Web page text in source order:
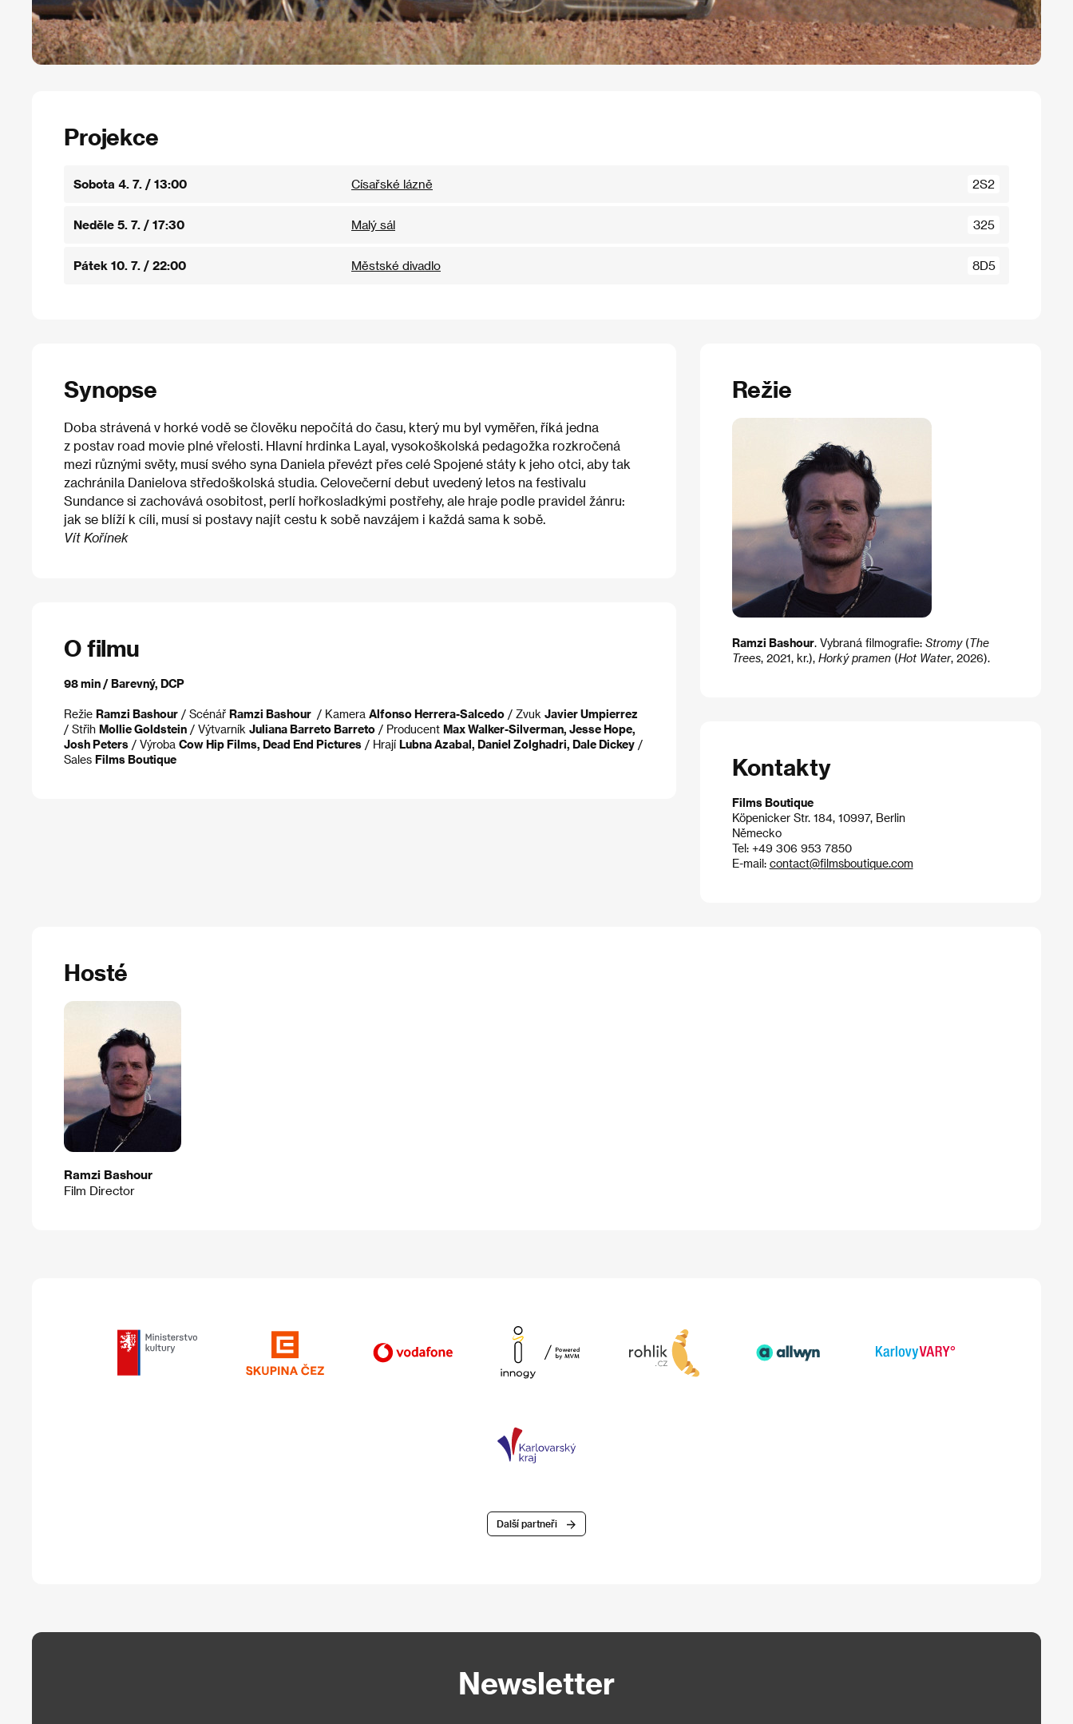
Projekce
Sobota 4. 7. / 13:00 Císařské lázně 2S2
Neděle 5. 7. / 17:30 Malý sál 325
Pátek 10. 7. / 22:00 Městské divadlo 8D5
Synopse
Doba strávená v horké vodě se člověku nepočítá do času, který mu byl vyměřen, říká jedna
z postav road movie plné vřelosti. Hlavní hrdinka Layal, vysokoškolská pedagožka rozkročená
mezi různými světy, musí svého syna Daniela převézt přes celé Spojené státy k jeho otci, aby tak
zachránila Danielova středoškolská studia. Celovečerní debut uvedený letos na festivalu
Sundance si zachovává osobitost, perlí hořkosladkými postřehy, ale hraje podle pravidel žánru:
jak se blíží k cíli, musí si postavy najít cestu k sobě navzájem i každá sama k sobě.
Vít Kořínek
O filmu
98 min / Barevný, DCP
Režie Ramzi Bashour / Scénář Ramzi Bashour / Kamera Alfonso Herrera-Salcedo / Zvuk Javier Umpierrez
/ Střih Mollie Goldstein / Výtvarník Juliana Barreto Barreto / Producent Max Walker-Silverman, Jesse Hope,
Josh Peters / Výroba Cow Hip Films, Dead End Pictures / Hrají Lubna Azabal, Daniel Zolghadri, Dale Dickey /
Sales Films Boutique
Režie
Ramzi Bashour. Vybraná filmografie: Stromy(The
Trees, 2021, kr.), Horký pramen(Hot Water, 2026).
Kontakty
Films Boutique
Köpenicker Str. 184, 10997, Berlin
Německo
Tel: +49 306 953 7850
E-mail: contact@filmsboutique.com
Hosté
Ramzi Bashour
Film Director
Další partneři
Newsletter